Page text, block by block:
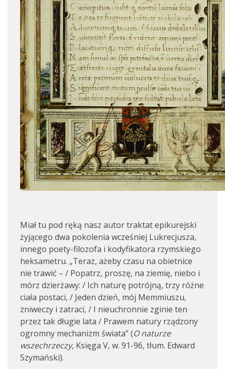
Miał tu pod ręką nasz autor traktat epikurejski
żyjącego dwa pokolenia wcześniej Lukrecjusza,
innego poety-filozofa i kodyfikatora rzymskiego
heksametru. „Teraz, ażeby czasu na obietnice
nie trawić – / Popatrz, proszę, na ziemię, niebo i
mórz dzierżawy: / Ich naturę potrójną, trzy różne
ciała postaci, / Jeden dzień, mój Memmiuszu,
zniweczy i zatraci, / I nieuchronnie zginie ten
przez tak długie lata / Prawem natury rządzony
ogromny mechanizm świata” (O naturze
wszechrzeczy, Księga V, w. 91-96, tłum. Edward
Szymański).